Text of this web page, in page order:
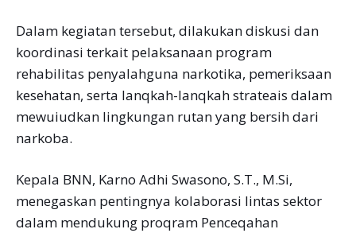
Dalam kegiatan tersebut, dilakukan diskusi dan
koordinasi terkait pelaksanaan program
rehabilitas penyalahguna narkotika, pemeriksaan
kesehatan, serta lanqkah-lanqkah strateais dalam
mewuiudkan lingkungan rutan yang bersih dari
narkoba.
Kepala BNN, Karno Adhi Swasono, S.T., M.Si,
menegaskan pentingnya kolaborasi lintas sektor
dalam mendukung proqram Penceqahan